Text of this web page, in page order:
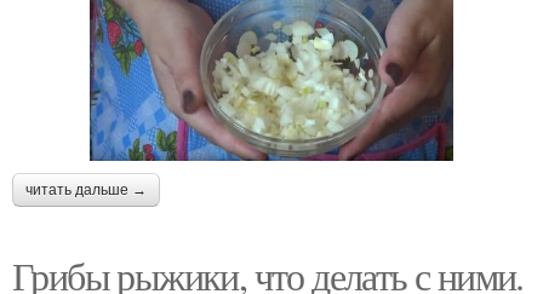
читать дальше →
Грибы рыжики, что делать с ними.